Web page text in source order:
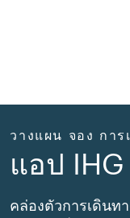
วางแผน จอง กา
แอป
คล่องตัวการเดินท